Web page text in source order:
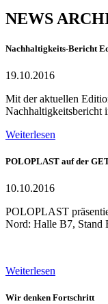
NEWS
Nachhaltigkeits-Bericht
19.10.2016
Mit der aktuellen
Nachhaltigkeitsbericht
Weiterlesen
POLOPLAST auf der
10.10.2016
POLOPLAST
Nord: Halle B7, Stand
Weiterlesen
Wir denken Fortschritt